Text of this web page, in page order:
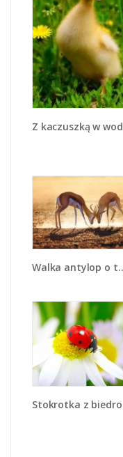
Z kaczuszką w wodzie - Z169
Walka antylop o terytorium - Z292
Stokrotka z biedroneczką - Z015